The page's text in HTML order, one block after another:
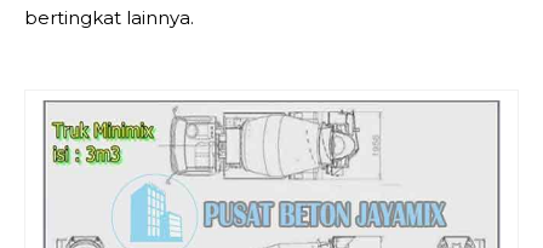
bertingkat lainnya.